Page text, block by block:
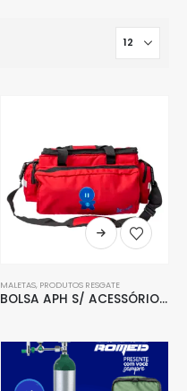
MALETAS, PRODUTOS RESGATE
BOLSA APH S/ ACESSÓRIOS ROMED